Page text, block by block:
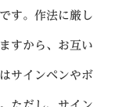
す。作法に厳し
すから、お互い
サインペンやボ